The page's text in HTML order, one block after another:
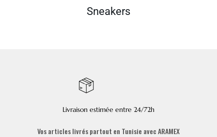
Sneakers
Livraison estimée entre 24/72h
Vos articles livrés partout en Tunisie avec ARAMEX